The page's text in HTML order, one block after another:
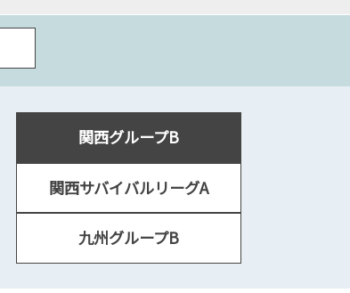
関西グループB
関西サバイバルリーグA
九州グループB